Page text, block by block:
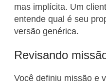
mas implícita. Um
entende qual é seu
versão genérica.
Revisando
Você definiu missão e